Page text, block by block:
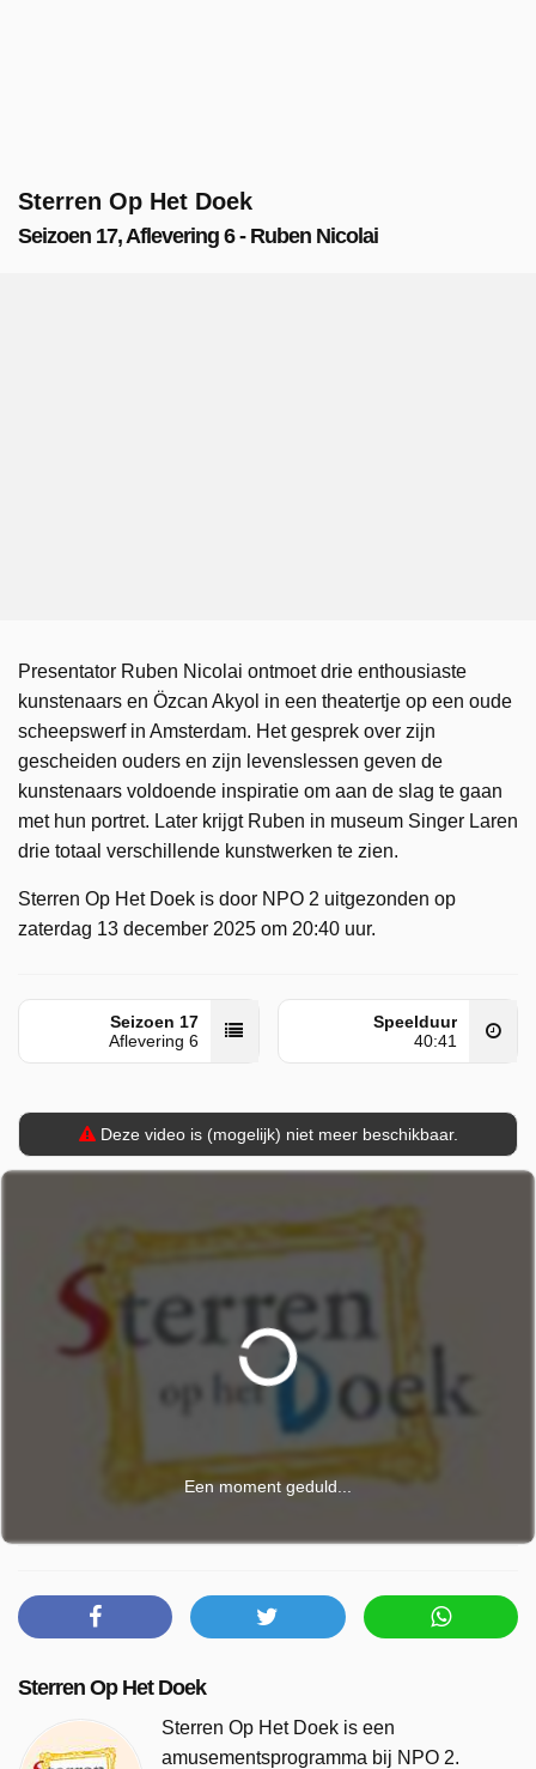
Sterren Op Het Doek
Seizoen 17, Aflevering 6 - Ruben Nicolai
Presentator Ruben Nicolai ontmoet drie enthousiaste
kunstenaars en Özcan Akyol in een theatertje op een oude
scheepswerf in Amsterdam. Het gesprek over zijn
gescheiden ouders en zijn levenslessen geven de
kunstenaars voldoende inspiratie om aan de slag te gaan
met hun portret. Later krijgt Ruben in museum Singer Laren
drie totaal verschillende kunstwerken te zien.
Sterren Op Het Doek is door NPO 2 uitgezonden op
zaterdag 13 december 2025 om 20:40 uur.
Seizoen 17
Aflevering 6
Speelduur
40:41
Deze video is (mogelijk) niet meer beschikbaar.
Een moment geduld...
Sterren Op Het Doek
Sterren Op Het Doek is een
amusementsprogramma bij NPO 2.